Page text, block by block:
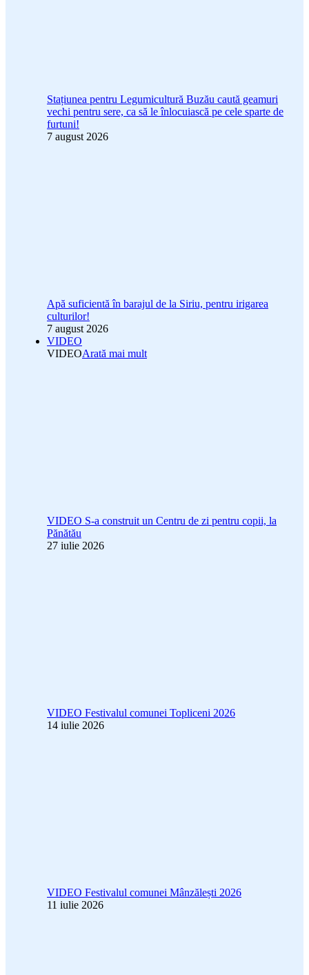
Stațiunea pentru Legumicultură Buzău caută geamuri
vechi pentru sere, ca să le înlocuiască pe cele sparte de
furtuni!
7 august 2026
Apă suficientă în barajul de la Siriu, pentru irigarea
culturilor!
7 august 2026
VIDEO
VIDEOArată mai mult
VIDEO S-a construit un Centru de zi pentru copii, la
Pănătău
27 iulie 2026
VIDEO Festivalul comunei Topliceni 2026
14 iulie 2026
VIDEO Festivalul comunei Mânzălești 2026
11 iulie 2026